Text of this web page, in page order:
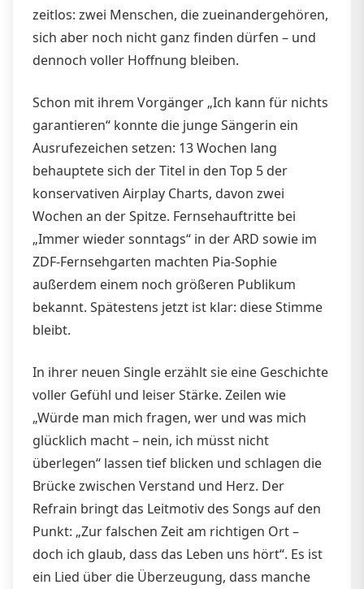
zeitlos: zwei Menschen, die zueinandergehören,
sich aber noch nicht ganz finden dürfen – und
dennoch voller Hoffnung bleiben.
Schon mit ihrem Vorgänger „Ich kann für nichts
garantieren“ konnte die junge Sängerin ein
Ausrufezeichen setzen: 13 Wochen lang
behauptete sich der Titel in den Top 5 der
konservativen Airplay Charts, davon zwei
Wochen an der Spitze. Fernsehauftritte bei
„Immer wieder sonntags“ in der ARD sowie im
ZDF-Fernsehgarten machten Pia-Sophie
außerdem einem noch größeren Publikum
bekannt. Spätestens jetzt ist klar: diese Stimme
bleibt.
In ihrer neuen Single erzählt sie eine Geschichte
voller Gefühl und leiser Stärke. Zeilen wie
„Würde man mich fragen, wer und was mich
glücklich macht – nein, ich müsst nicht
überlegen“ lassen tief blicken und schlagen die
Brücke zwischen Verstand und Herz. Der
Refrain bringt das Leitmotiv des Songs auf den
Punkt: „Zur falschen Zeit am richtigen Ort –
doch ich glaub, dass das Leben uns hört“. Es ist
ein Lied über die Überzeugung, dass manche